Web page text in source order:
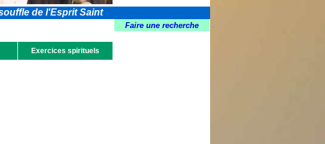
de l'Esprit Saint
Faire une recherche
Exercices spirituels